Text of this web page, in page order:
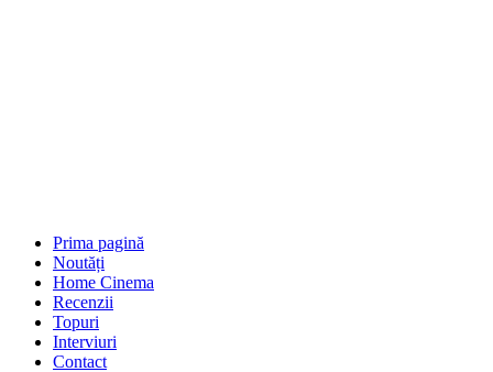
Prima pagină
Noutăți
Home Cinema
Recenzii
Topuri
Interviuri
Contact